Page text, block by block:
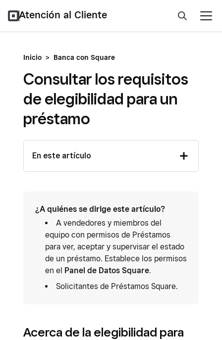
Atención al Cliente
Inicio > Banca con Square
Consultar los requisitos
de elegibilidad para un
préstamo
En este artículo
¿A quiénes se dirige este artículo?
A vendedores y miembros del
equipo con permisos de Préstamos
para ver, aceptar y supervisar el estado
de un préstamo. Establece los permisos
en el Panel de Datos Square.
Solicitantes de Préstamos Square.
Acerca de la elegibilidad para